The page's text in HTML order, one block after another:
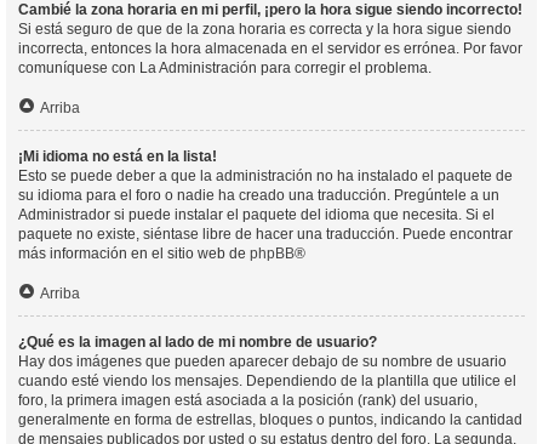
Cambié la zona horaria en mi perfil, ¡pero la hora sigue siendo incorrecto!
Si está seguro de que de la zona horaria es correcta y la hora sigue siendo
incorrecta, entonces la hora almacenada en el servidor es errónea. Por favor
comuníquese con La Administración para corregir el problema.
Arriba
¡Mi idioma no está en la lista!
Esto se puede deber a que la administración no ha instalado el paquete de
su idioma para el foro o nadie ha creado una traducción. Pregúntele a un
Administrador si puede instalar el paquete del idioma que necesita. Si el
paquete no existe, siéntase libre de hacer una traducción. Puede encontrar
más información en el sitio web de phpBB®
Arriba
¿Qué es la imagen al lado de mi nombre de usuario?
Hay dos imágenes que pueden aparecer debajo de su nombre de usuario
cuando esté viendo los mensajes. Dependiendo de la plantilla que utilice el
foro, la primera imagen está asociada a la posición (rank) del usuario,
generalmente en forma de estrellas, bloques o puntos, indicando la cantidad
de mensajes publicados por usted o su estatus dentro del foro. La segunda,